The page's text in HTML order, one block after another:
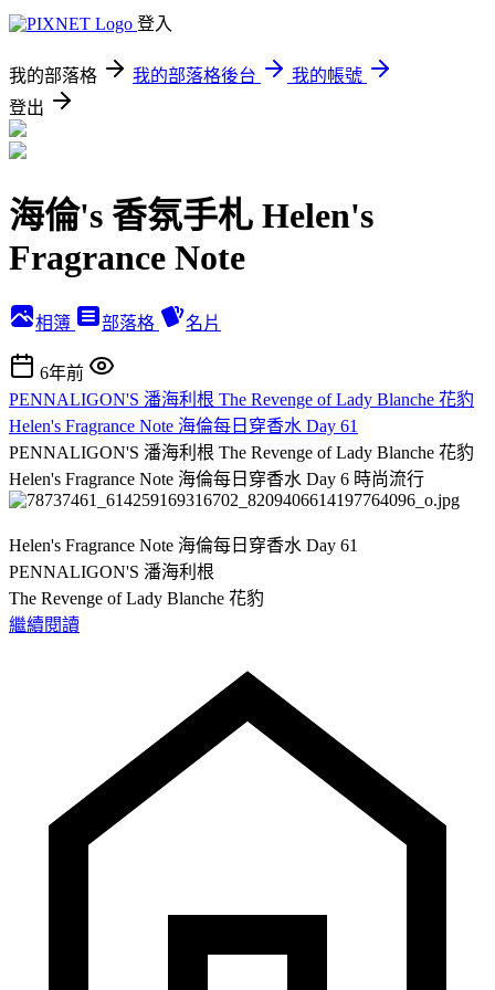
登入
我的部落格 我的部落格後台
我的帳號
登出
海倫's 香氛手札 Helen's
Fragrance Note
相簿 部落格 名片
6年前
PENNALIGON'S 潘海利根 The Revenge of Lady Blanche 花豹
Helen's Fragrance Note 海倫每日穿香水 Day 61
PENNALIGON'S 潘海利根 The Revenge of Lady Blanche 花豹
Helen's Fragrance Note 海倫每日穿香水 Day 6 時尚流行
Helen's Fragrance Note 海倫每日穿香水 Day 61
PENNALIGON'S 潘海利根
The Revenge of Lady Blanche 花豹
繼續閱讀